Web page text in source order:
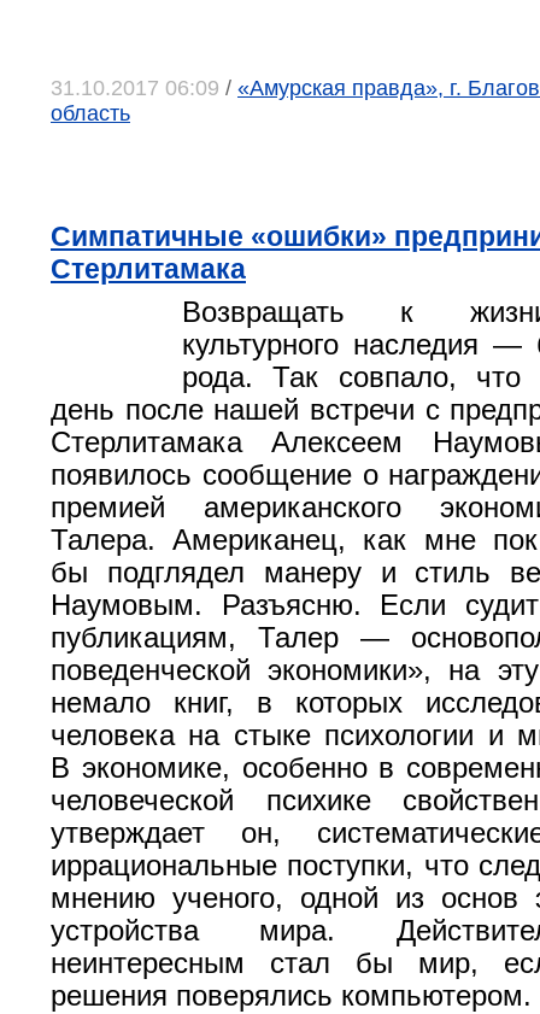
31.10.2017 06:09 / «Амурская правда», г.
область
Симпатичные «ошибки»
Стерлитамака
Возвращать к
культурного наследия —
рода. Так совпало,
день после нашей встречи с
Стерлитамака Алексеем
появилось сообщение о
премией американского
Талера. Американец, как мне
бы подглядел манеру и стиль
Наумовым. Разъясню. Если
публикациям, Талер —
поведенческой экономики», на
немало книг, в которых
человека на стыке психологии и
В экономике, особенно в
человеческой психике
утверждает он,
иррациональные поступки, что
мнению ученого, одной из основ
устройства мира.
неинтересным стал бы мир,
решения поверялись компьютером.